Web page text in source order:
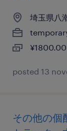
埼玉県八
posted 13
その他の個